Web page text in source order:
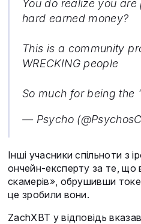
You do realize you
hard earned money?
This is a community
WRECKING people
So much for being the
— Psycho
Інші учасники спільноти з
ончейн-експерту за те, що
скамерів», обрушивши
це зробили вони.
ZachXBT у відповідь